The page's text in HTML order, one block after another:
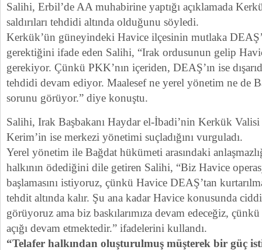
Salihi, Erbil’de AA muhabirine yaptığı açıklamada
saldırıları tehdidi altında olduğunu söyledi.
Kerkük’ün güneyindeki Havice ilçesinin mutlaka
gerektiğini ifade eden Salihi, “Irak ordusunun gelip
gerekiyor. Çünkü PKK’nın içeriden, DEAŞ’ın ise
tehdidi devam ediyor. Maalesef ne yerel yönetim ne de
sorunu görüyor.” diye konuştu.
Salihi, Irak Başbakanı Haydar el-İbadi’nin Kerkük
Kerim’in ise merkezi yönetimi suçladığını vurguladı.
Yerel yönetim ile Bağdat hükümeti arasındaki
halkının ödediğini dile getiren Salihi, “Biz Havice
başlamasını istiyoruz, çünkü Havice DEAŞ’tan
tehdit altında kalır. Şu ana kadar Havice konusunda ciddi
görüyoruz ama biz baskılarımıza devam edeceğiz,
açığı devam etmektedir.” ifadelerini kullandı.
“Telafer halkından oluşturulmuş müşterek bir güç